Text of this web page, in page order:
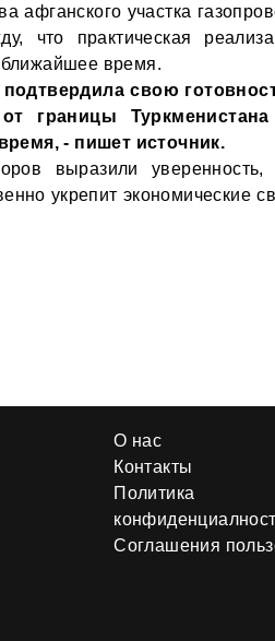
афганского участка
что практическая
ближайшее время.
свою
границы
- пишет источник.
выразили уверенность,
укрепит экономические
О нас
Контакты
Политика
Соглашения